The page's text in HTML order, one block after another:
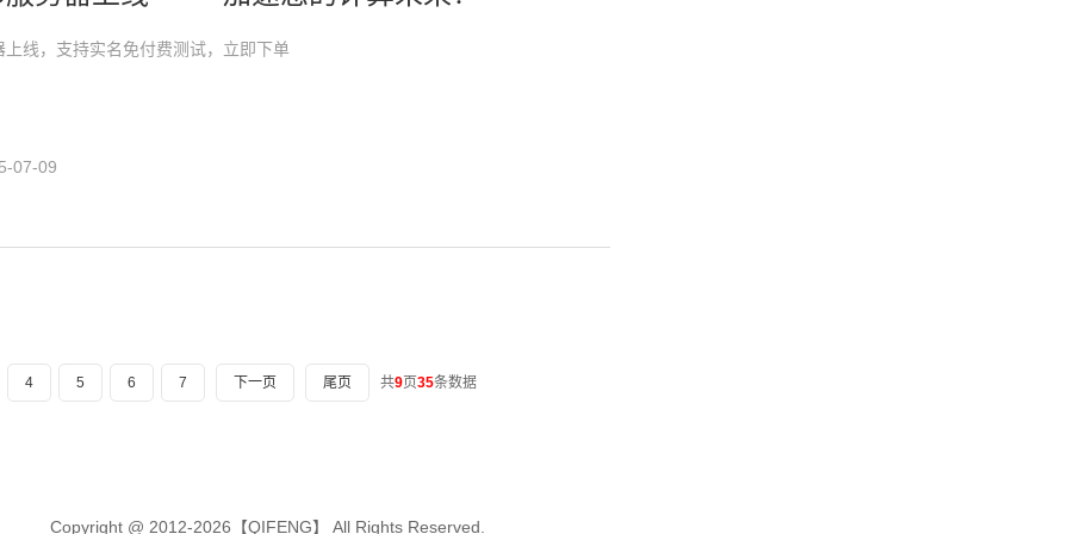
上线，支持实名免付费测试，立即下单
07-09
4 5 6 7 下一页 尾页 共9页35条数据
Copyright @ 2012-2026【QIFENG】 All Rights Reserved.